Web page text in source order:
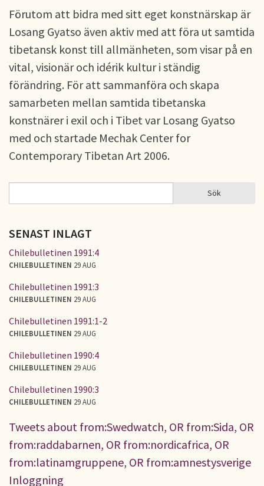
Förutom att bidra med sitt eget konstnärskap är
Losang Gyatso även aktiv med att föra ut samtida
tibetansk konst till allmänheten, som visar på en
vital, visionär och idérik kultur i ständig
förändring. För att sammanföra och skapa
samarbeten mellan samtida tibetanska
konstnärer i exil och i Tibet var Losang Gyatso
med och startade Mechak Center for
Contemporary Tibetan Art 2006.
SÖKFORMULÄR Sök
SENAST INLAGT
Chilebulletinen 1991:4
CHILEBULLETINEN 29 AUG
Chilebulletinen 1991:3
CHILEBULLETINEN 29 AUG
Chilebulletinen 1991:1-2
CHILEBULLETINEN 29 AUG
Chilebulletinen 1990:4
CHILEBULLETINEN 29 AUG
Chilebulletinen 1990:3
CHILEBULLETINEN 29 AUG
Tweets about from:Swedwatch, OR from:Sida, OR
from:raddabarnen, OR from:nordicafrica, OR
from:latinamgruppene, OR from:amnestysverige
Inloggning